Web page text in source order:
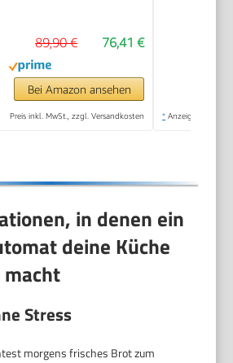
Bräunungsgrade und
Brotgrößen | 850 W |
Schwarz
76,41 €
89,90 €
Bei Amazon ansehen
Preis inkl. MwSt., zzgl. Versandkosten * Anzeige
in denen ein
deine Küche
Stress
morgens frisches Brot zum